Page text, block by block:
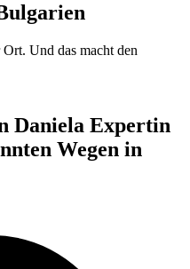
Und das macht den
Daniela Expertin
Wegen in